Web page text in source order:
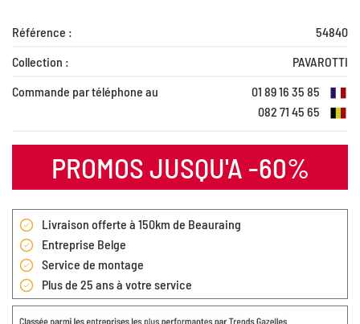
Référence :
54840
Collection :
PAVAROTTI
Commande par téléphone au
01 89 16 35 85
082 71 45 65
PROMOS JUSQU'A -60%
Livraison offerte à 150km de Beauraing
Entreprise Belge
Service de montage
Plus de 25 ans à votre service